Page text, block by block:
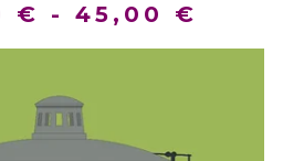
€ - 45,00 €